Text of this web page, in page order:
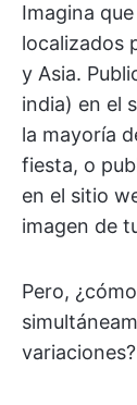
Imagina
localizados
y Asia.
india) en el
la mayoría
fiesta, o
en el sitio
imagen de
Pero,
variaciones?